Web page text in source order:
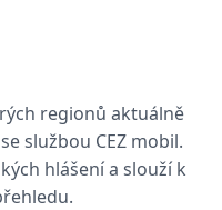
regionů aktuálně
službou CEZ mobil.
hlášení a slouží k